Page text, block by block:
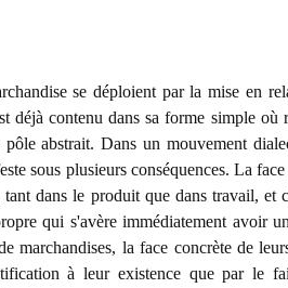
se déploient par la mise en
déjà contenu dans sa forme simple où
abstrait. Dans un mouvement
sous plusieurs conséquences. La
tant dans le produit que dans travail, et
qui s'avère immédiatement avoir
marchandises, la face concrète de
à leur existence que par le